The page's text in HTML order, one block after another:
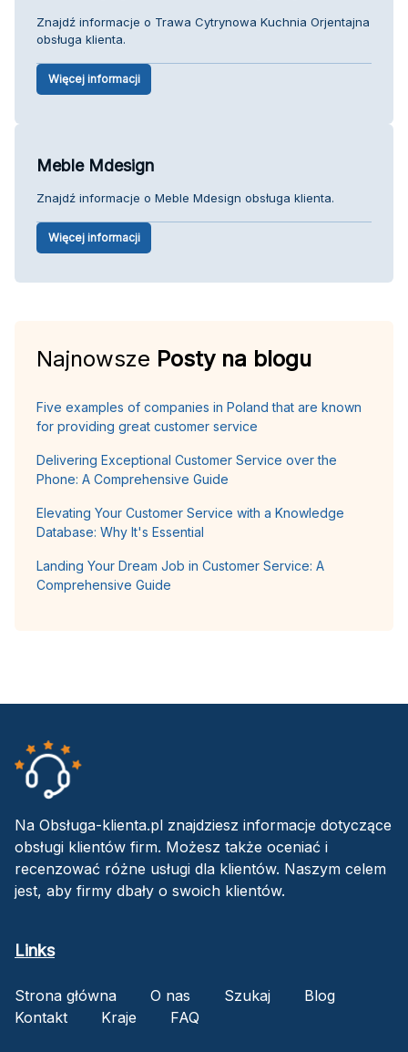
Znajdź informacje o Trawa Cytrynowa Kuchnia Orjentajna
obsługa klienta.
Więcej informacji
Meble Mdesign
Znajdź informacje o Meble Mdesign obsługa klienta.
Więcej informacji
Najnowsze Posty na blogu
Five examples of companies in Poland that are known
for providing great customer service
Delivering Exceptional Customer Service over the
Phone: A Comprehensive Guide
Elevating Your Customer Service with a Knowledge
Database: Why It's Essential
Landing Your Dream Job in Customer Service: A
Comprehensive Guide
Na Obsługa-klienta.pl znajdziesz informacje dotyczące
obsługi klientów firm. Możesz także oceniać i
recenzować różne usługi dla klientów. Naszym celem
jest, aby firmy dbały o swoich klientów.
Links
Strona główna O nas Szukaj
Blog
Kontakt
Kraje FAQ